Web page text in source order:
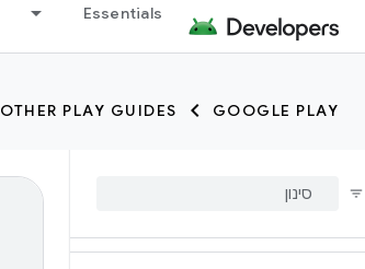
Essentials
GOOGLE PLAY
OTHER PLAY GUIDES